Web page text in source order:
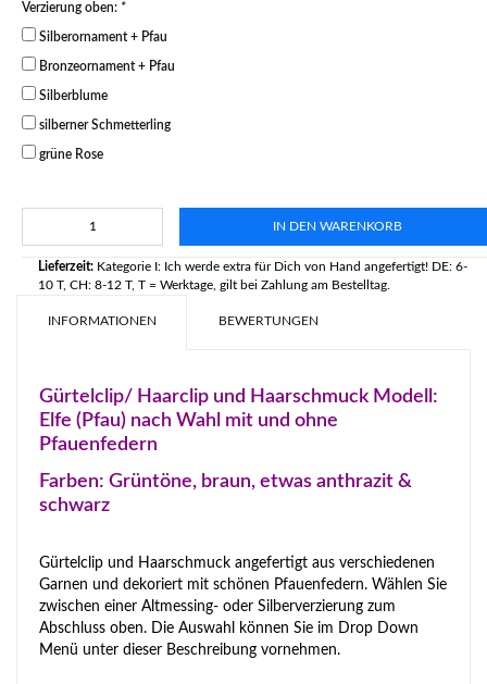
Verzierung oben: *
Silberornament + Pfau
Bronzeornament + Pfau
Silberblume
silberner Schmetterling
grüne Rose
IN DEN WARENKORB
Lieferzeit: Kategorie I: Ich werde extra für Dich von Hand angefertigt! DE: 6-
10 T, CH: 8-12 T, T = Werktage, gilt bei Zahlung am Bestelltag.
INFORMATIONEN BEWERTUNGEN
Gürtelclip/ Haarclip und Haarschmuck Modell:
Elfe (Pfau) nach Wahl mit und ohne
Pfauenfedern
Farben: Grüntöne, braun, etwas anthrazit &
schwarz
Gürtelclip und Haarschmuck angefertigt aus verschiedenen
Garnen und dekoriert mit schönen Pfauenfedern. Wählen Sie
zwischen einer Altmessing- oder Silberverzierung zum
Abschluss oben. Die Auswahl können Sie im Drop Down
Menü unter dieser Beschreibung vornehmen.